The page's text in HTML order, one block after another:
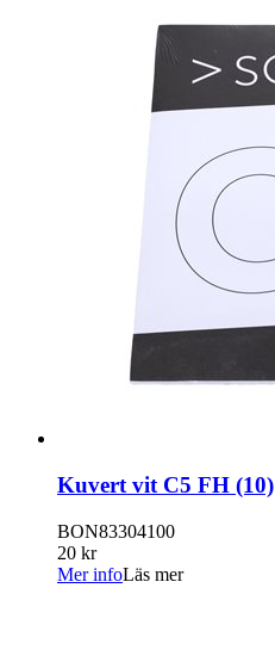
Kuvert vit C5 FH (10)
BON83304100
20 kr
Mer infoLäs mer